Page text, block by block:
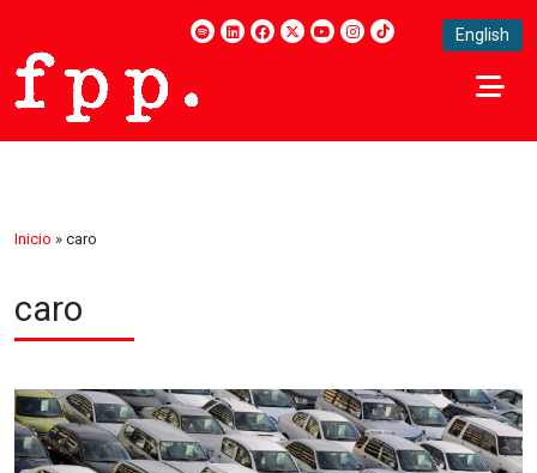
English
Inicio » caro
caro